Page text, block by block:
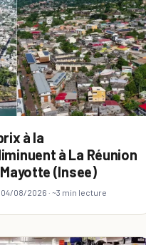
à la
à La Réunion
(Insee)
04/08/2026 · ~3 min lecture